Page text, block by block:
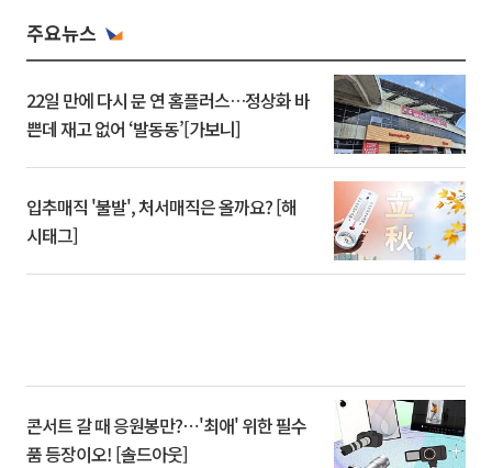
주요뉴스
22일 만에 다시 문 연 홈플러스…정상화 바
쁜데 재고 없어 ‘발동동’[가보니]
입추매직 '불발', 처서매직은 올까요? [해
시태그]
콘서트 갈 때 응원봉만?⋯'최애' 위한 필수
품 등장이오! [솔드아웃]